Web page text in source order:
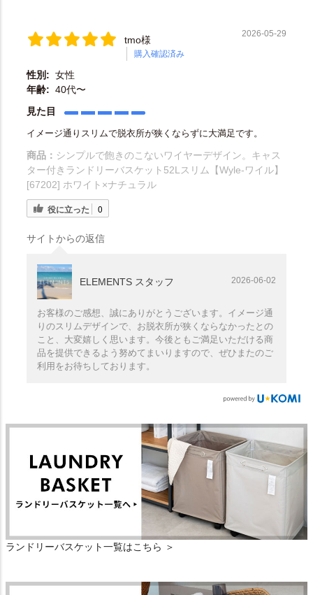
tmo様
購入確認済み
2026-05-29
性別: 女性
年齢: 40代〜
見た目
イメージ通りスリムで脱衣所が狭くならずに大満足です。
商品： シンプルで飽きのこないワイヤーデザイン。キャス
ター付きランドリーバスケット52Lスリム【Wyle-ワイル】
[67202] ホワイト×ナチュラル
役に立った 0
サイトからの返信
ELEMENTS スタッフ 2026-06-02
お客様のご感想、誠にありがとうございます。イメージ通
りのスリムデザインで、お脱衣所が狭くならなかったとの
こと、大変嬉しく思います。今後ともご満足いただける商
品を提供できるよう努めてまいりますので、ぜひまたのご
利用をお待ちしております。
ランドリーバスケット一覧はこちら ＞